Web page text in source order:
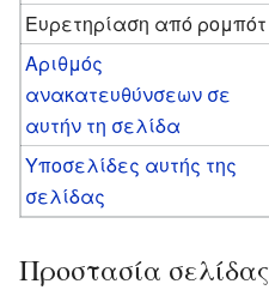
Ευρετηρίαση από ρομπότ
Αριθμός
ανακατευθύνσεων σε
αυτήν τη σελίδα
Υποσελίδες αυτής της
σελίδας
Προστασία σελίδας